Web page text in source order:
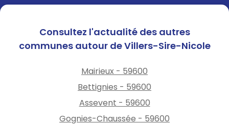
Consultez l'actualité des autres
communes autour de Villers-Sire-Nicole
Mairieux - 59600
Bettignies - 59600
Assevent - 59600
Gognies-Chaussée - 59600